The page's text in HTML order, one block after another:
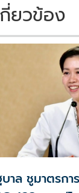
ยวข้อง
าล ชูมาตรก